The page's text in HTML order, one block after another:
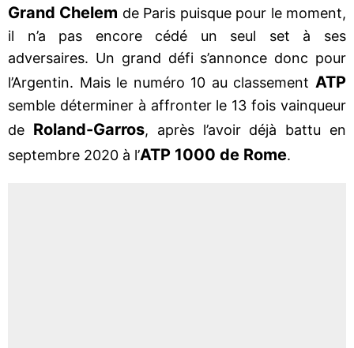
Grand Chelem de Paris puisque pour le moment,
il n’a pas encore cédé un seul set à ses
adversaires. Un grand défi s’annonce donc pour
l’Argentin. Mais le numéro 10 au classement ATP
semble déterminer à affronter le 13 fois vainqueur
de Roland-Garros, après l’avoir déjà battu en
septembre 2020 à l’ATP 1000 de Rome.